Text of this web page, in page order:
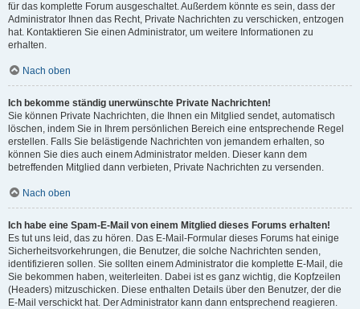
für das komplette Forum ausgeschaltet. Außerdem könnte es sein, dass der
Administrator Ihnen das Recht, Private Nachrichten zu verschicken, entzogen
hat. Kontaktieren Sie einen Administrator, um weitere Informationen zu
erhalten.
Nach oben
Ich bekomme ständig unerwünschte Private Nachrichten!
Sie können Private Nachrichten, die Ihnen ein Mitglied sendet, automatisch
löschen, indem Sie in Ihrem persönlichen Bereich eine entsprechende Regel
erstellen. Falls Sie belästigende Nachrichten von jemandem erhalten, so
können Sie dies auch einem Administrator melden. Dieser kann dem
betreffenden Mitglied dann verbieten, Private Nachrichten zu versenden.
Nach oben
Ich habe eine Spam-E-Mail von einem Mitglied dieses Forums erhalten!
Es tut uns leid, das zu hören. Das E-Mail-Formular dieses Forums hat einige
Sicherheitsvorkehrungen, die Benutzer, die solche Nachrichten senden,
identifizieren sollen. Sie sollten einem Administrator die komplette E-Mail, die
Sie bekommen haben, weiterleiten. Dabei ist es ganz wichtig, die Kopfzeilen
(Headers) mitzuschicken. Diese enthalten Details über den Benutzer, der die
E-Mail verschickt hat. Der Administrator kann dann entsprechend reagieren.